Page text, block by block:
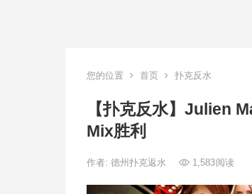
您的位置 首页 扑克反水
【扑克反水】Julien
Mix胜利
作者: 德州扑克返水 1,583阅读